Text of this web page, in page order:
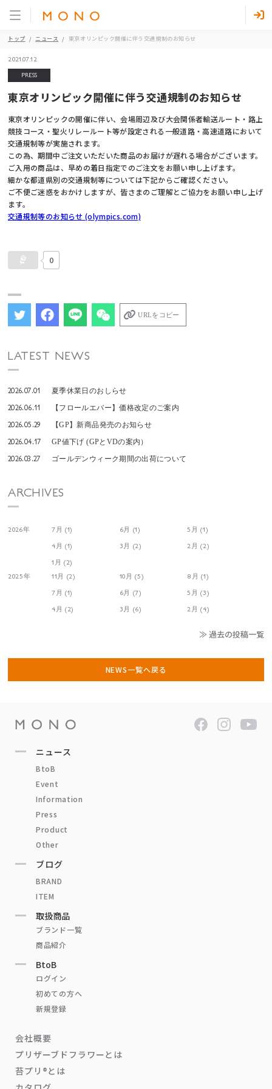
トップ ニュース 東京オリンピック開催に伴う交通規制のお知らせ
2021.07.12
PRESS
東京オリンピック開催に伴う交通規制のお知らせ
東京オリンピックの開催に伴い、会場周辺及び大会関係者輸送ルート・路上
競技コース・聖火リレールート等が設定される一般道路・高速道路において
交通規制等が実施されます。
この為、期間中ご注文いただいた商品のお届けが遅れる場合がございます。
ご入用の商品は、早めの着日指定でのご注文をお願い申し上げます。
細かな都道県別の交通規制等については下記からご確認ください。
ご不便ご迷惑をおかけしますが、皆さまのご理解とご協力をお願い申し上げ
ます。
交通規制等のお知らせ (olympics.com)
0
URLをコピー
LATEST NEWS
2026.07.01 夏季休業日のおしらせ
2026.06.11 【フロールエバー】価格改定のご案内
2026.05.29 【GP】新商品発売のお知らせ
2026.04.17 GP値下げ (GPとVDの案内）
2026.03.27 ゴールデンウィーク期間の出荷について
ARCHIVES
2026年 7月 (1) 6月 (1)
5月 (1)
4月 (1)
3月 (2)
2月 (2)
1月 (2)
2025年
11月 (2) 10月 (5)
8月 (1)
7月 (1)
6月 (7)
5月 (3)
4月 (2)
3月 (6) 2月 (4)
≫ 過去の投稿一覧
NEWS一覧へ戻る
ニュース
BtoB
Event
Information
Press
Product
Other
ブログ
BRAND
ITEM
取扱商品
ブランド一覧
商品紹介
BtoB
ログイン
初めての方へ
新規登録
会社概要
プリザーブドフラワーとは
苔プリ®とは